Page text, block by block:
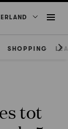
SHOPPING
tot